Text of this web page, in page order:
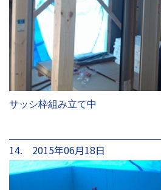
サッシ枠組み立て中
14. 2015年06月18日